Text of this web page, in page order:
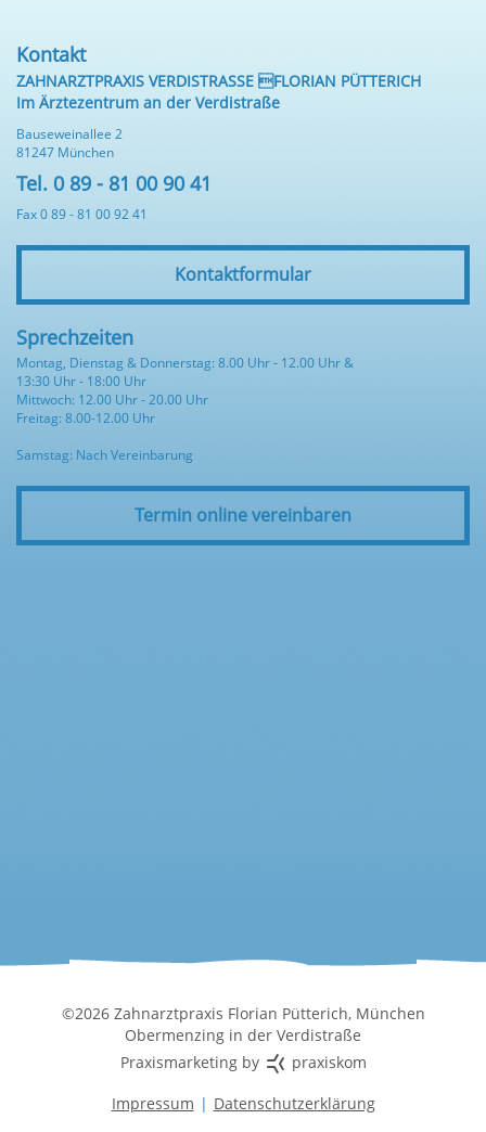
Kontakt
ZAHNARZTPRAXIS VERDISTRASSE FLORIAN PÜTTERICH
Im Ärztezentrum an der Verdistraße
Bauseweinallee 2
81247 München
Tel. 0 89 - 81 00 90 41
Fax 0 89 - 81 00 92 41
Kontaktformular
Sprechzeiten
Montag, Dienstag & Donnerstag: 8.00 Uhr - 12.00 Uhr &
13:30 Uhr - 18:00 Uhr
Mittwoch: 12.00 Uhr - 20.00 Uhr
Freitag: 8.00-12.00 Uhr
Samstag: Nach Vereinbarung
Termin online vereinbaren
©2026 Zahnarztpraxis Florian Pütterich, München
Obermenzing in der Verdistraße
Praxismarketing by
praxiskom
Impressum Datenschutzerklärung